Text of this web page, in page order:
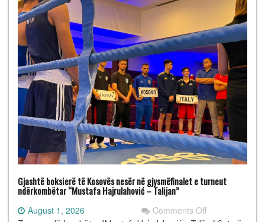
Gjashtë boksierë të Kosovës nesër në gjysmëfinalet e turneut
ndërkombëtar “Mustafa Hajrulahović – Talijan”
August 1, 2026 Comments Offon